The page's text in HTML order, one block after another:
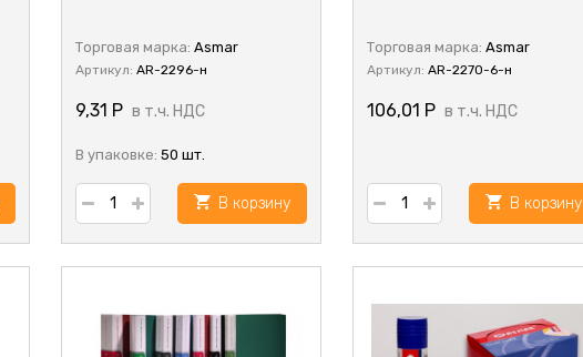
Торговая марка: Asmar
Артикул: AR-2296-н
9,31 Р в т.ч. НДС
В упаковке: 50 шт.
В корзину
Торговая марка: Asmar
Артикул: AR-2270-6-н
106,01 Р в т.ч. НДС
В корзину